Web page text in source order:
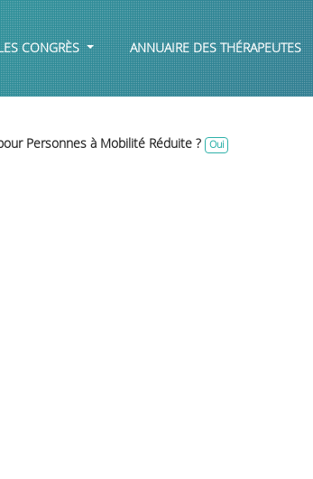
CONGRÈS ANNUAIRE DES THÉRAPEUTES
Personnes à Mobilité Réduite ? Oui